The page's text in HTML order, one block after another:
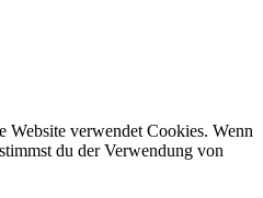
Website verwendet Cookies. Wenn
du der Verwendung von